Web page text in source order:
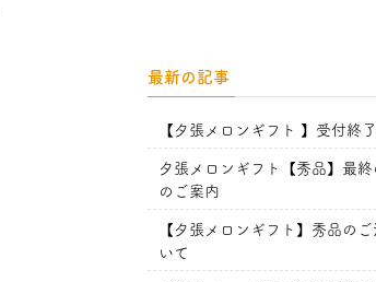
最新の記事
【夕張メロンギフト 】受付終了
夕張メロンギフト【秀品】最終
のご案内
【夕張メロンギフト】秀品の
いて